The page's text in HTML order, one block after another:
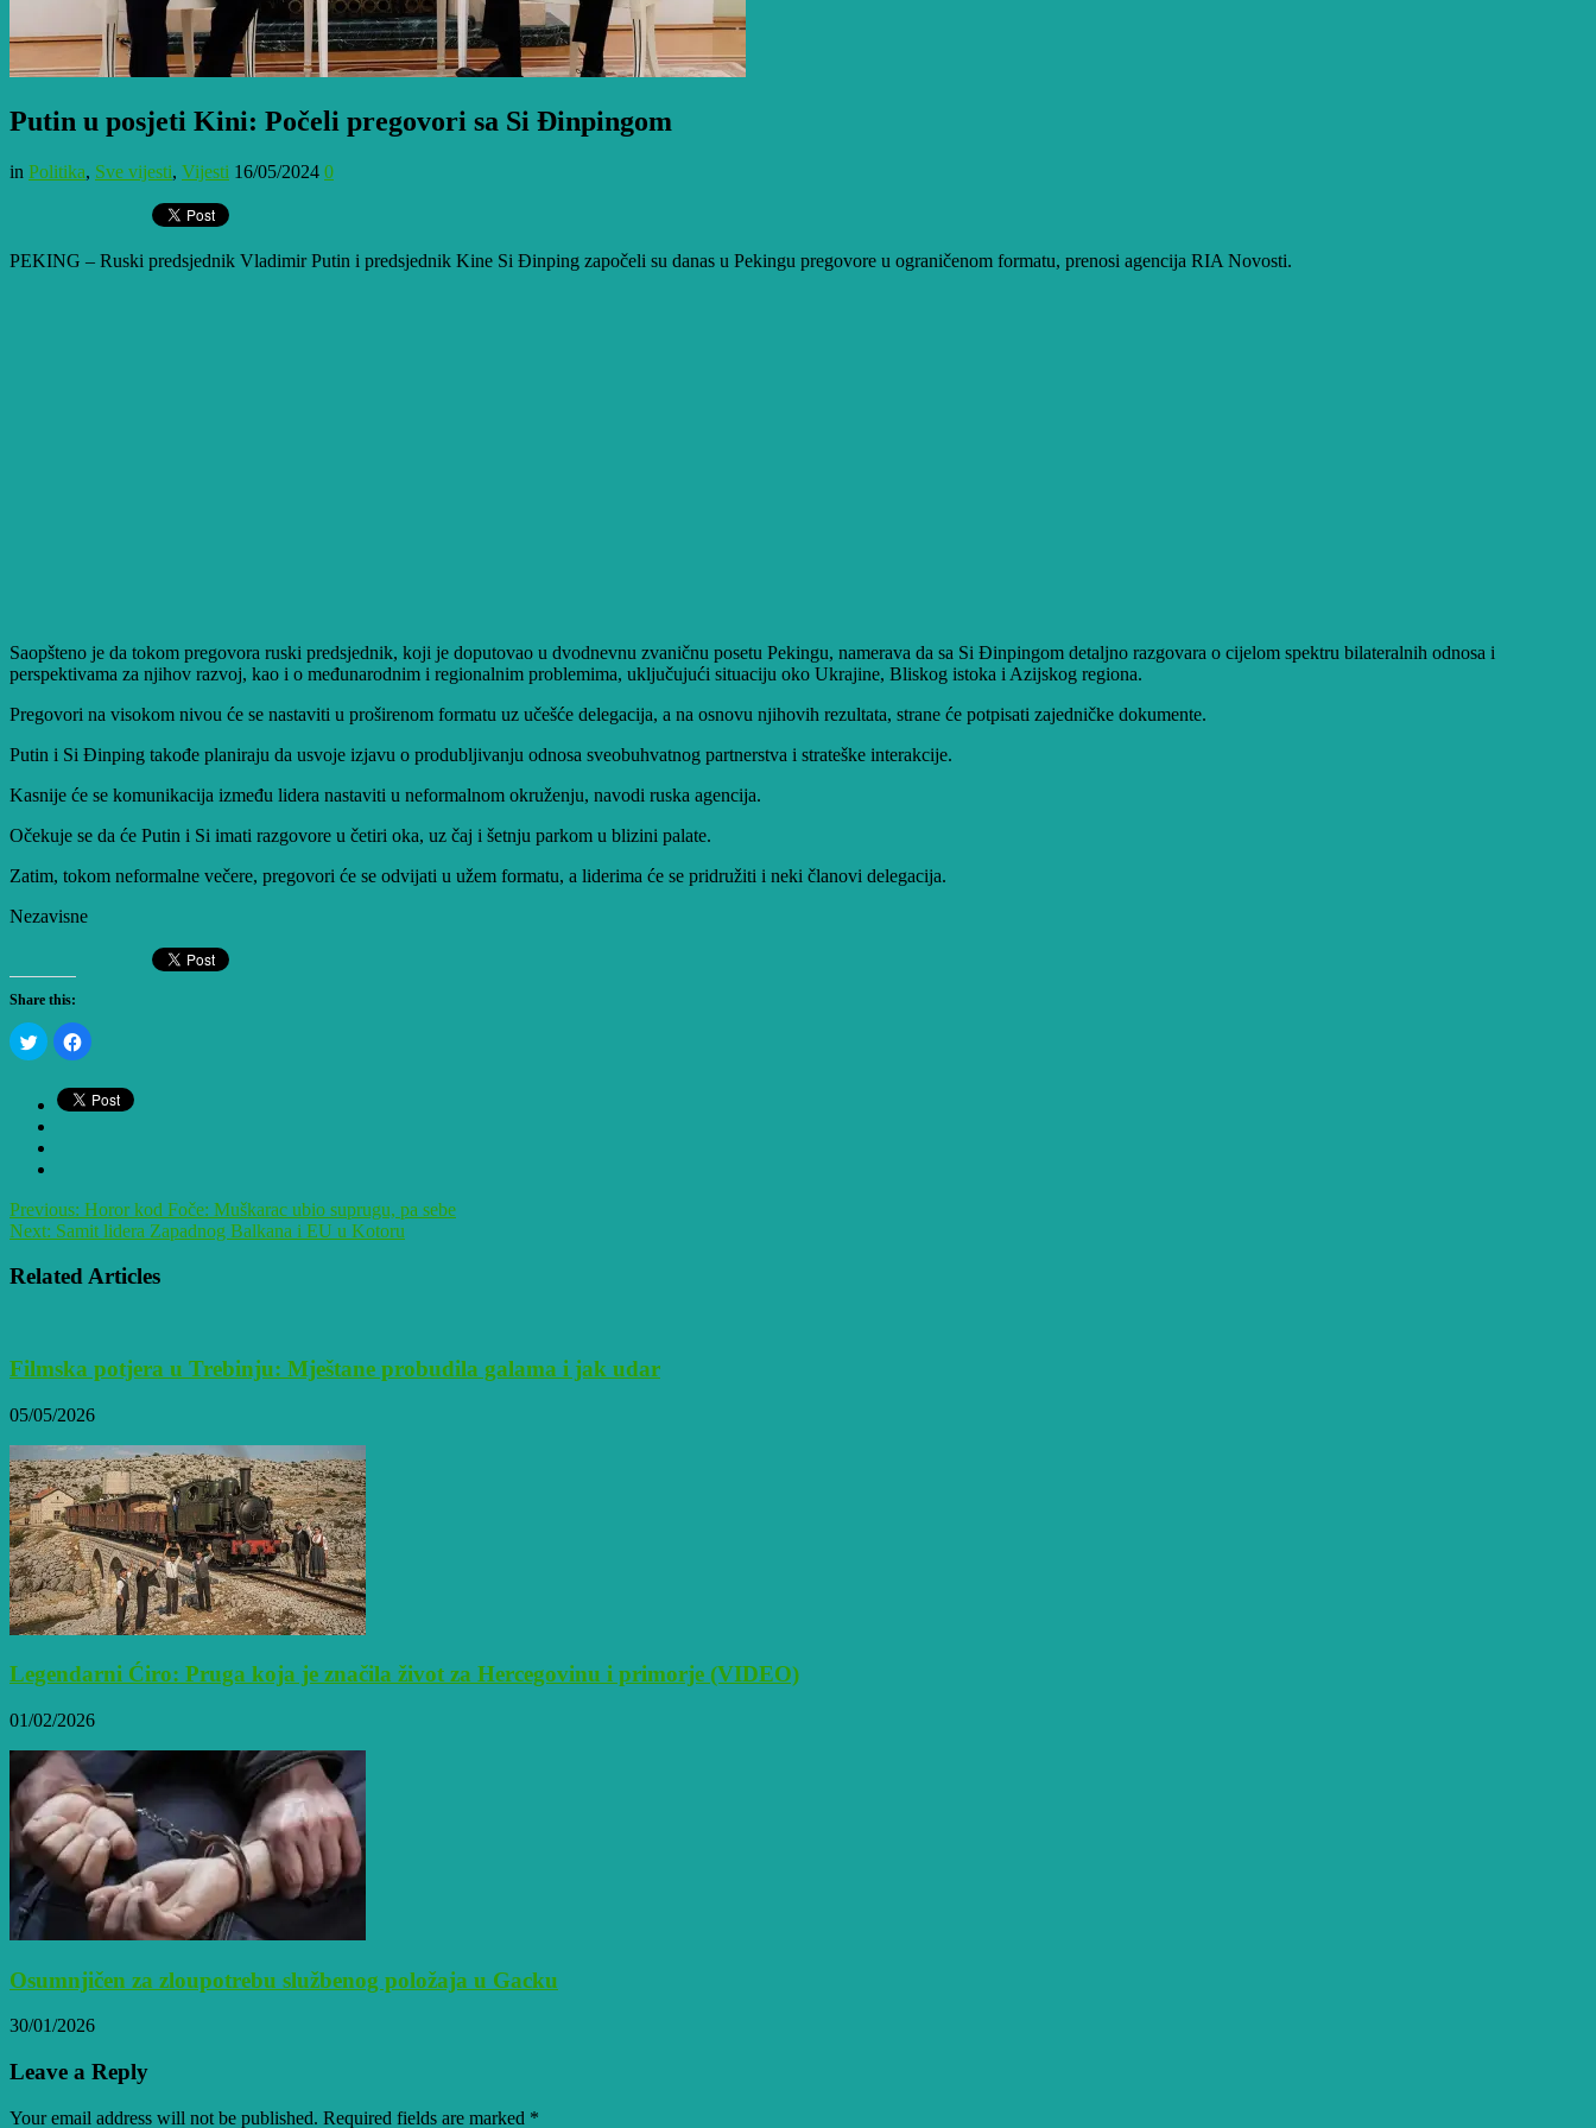
Putin u posjeti Kini: Počeli pregovori sa Si Đinpingom
in Politika, Sve vijesti, Vijesti 16/05/2024 0
PEKING – Ruski predsjednik Vladimir Putin i predsjednik Kine Si Đinping započeli su danas u Pekingu pregovore u ograničenom formatu, prenosi agencija RIA Novosti.
Saopšteno je da tokom pregovora ruski predsjednik, koji je doputovao u dvodnevnu zvaničnu posetu Pekingu, namerava da sa Si Đinpingom detaljno razgovara o cijelom spektru bilateralnih odnosa i
perspektivama za njihov razvoj, kao i o međunarodnim i regionalnim problemima, uključujući situaciju oko Ukrajine, Bliskog istoka i Azijskog regiona.
Pregovori na visokom nivou će se nastaviti u proširenom formatu uz učešće delegacija, a na osnovu njihovih rezultata, strane će potpisati zajedničke dokumente.
Putin i Si Đinping takođe planiraju da usvoje izjavu o produbljivanju odnosa sveobuhvatnog partnerstva i strateške interakcije.
Kasnije će se komunikacija između lidera nastaviti u neformalnom okruženju, navodi ruska agencija.
Očekuje se da će Putin i Si imati razgovore u četiri oka, uz čaj i šetnju parkom u blizini palate.
Zatim, tokom neformalne večere, pregovori će se odvijati u užem formatu, a liderima će se pridružiti i neki članovi delegacija.
Nezavisne
Share this:
Click
to
share
Twitter
(Opens
in
new
window)
Click
to
Facebook
(Opens
Previous: Horor kod Foče: Muškarac ubio suprugu, pa sebe
Next: Samit lidera Zapadnog Balkana i EU u Kotoru
Related Articles
Filmska potjera u Trebinju: Mještane probudila galama i jak udar
05/05/2026
Legendarni Ćiro: Pruga koja je značila život za Hercegovinu i primorje (VIDEO)
01/02/2026
Osumnjičen za zloupotrebu službenog položaja u Gacku
30/01/2026
Leave a Reply
Your email address will not be published. Required fields are marked *